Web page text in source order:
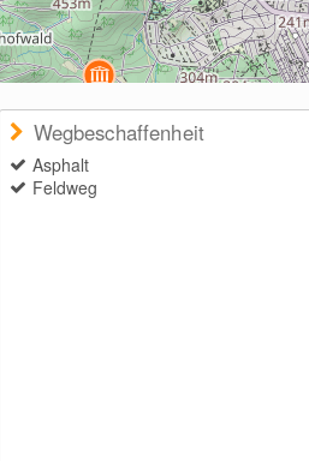
Wegbeschaffenheit
Asphalt
Feldweg